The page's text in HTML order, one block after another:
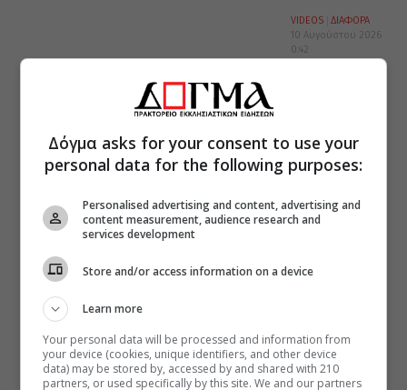
VIDEOS
ΔΙΑΦΟΡΑ
10 Αυγούστου 2026
0:42
Δόγμα asks for your consent to use your
personal data for the following purposes:
Personalised advertising and content, advertising and
content measurement, audience research and
services development
Store and/or access information on a device
Learn more
Your personal data will be processed and information from
your device (cookies, unique identifiers, and other device
data) may be stored by, accessed by and shared with 210
partners, or used specifically by this site. We and our partners